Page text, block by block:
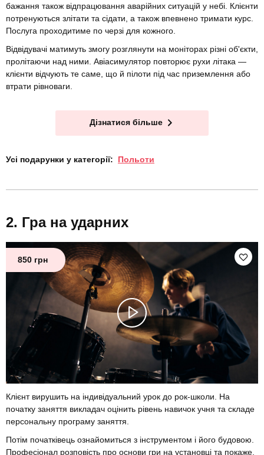
бажання також відпрацювання аварійних ситуацій у небі. Клієнти
потренуються злітати та сідати, а також впевнено тримати курс.
Послуга проходитиме по черзі для кожного.
Відвідувачі матимуть змогу розглянути на моніторах різні об'єкти,
пролітаючи над ними. Авіасимулятор повторює рухи літака —
клієнти відчують те саме, що й пілоти під час приземлення або
втрати рівноваги.
Дізнатися більше
Усі подарунки у категорії: Польоти
Гра на ударних
850 грн
Клієнт вирушить на індивідуальний урок до рок-школи. На
початку заняття викладач оцінить рівень навичок учня та складе
персональну програму заняття.
Потім початківець ознайомиться з інструментом і його будовою.
Професіонал розповість про основи гри на установці та покаже,